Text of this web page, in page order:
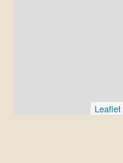
Leaflet